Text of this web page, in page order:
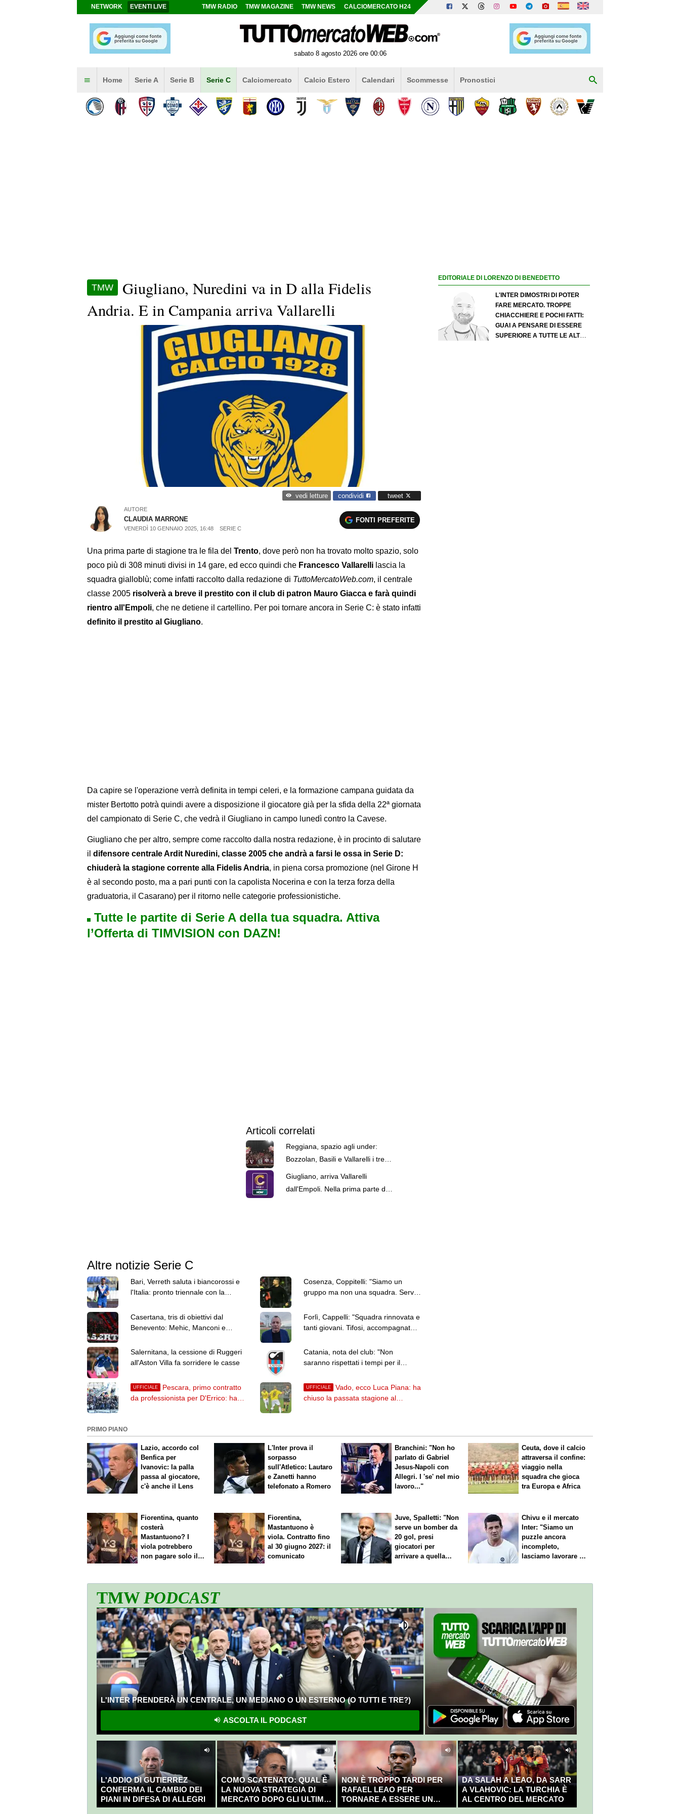
NETWORK EVENTI LIVE TMW RADIO TMW MAGAZINE TMW NEWS CALCIOMERCATO H24
sabato 8 agosto 2026 ore 00:06
Home Serie A Serie B Serie C Calciomercato Calcio Estero Calendari Scommesse Pronostici
TMW
Giugliano, Nuredini va in D alla Fidelis
Andria. E in Campania arriva Vallarelli
vedi letture condividi tweet
AUTORE
CLAUDIA MARRONE
VENERDÌ 10 GENNAIO 2025, 16:48 SERIE C
FONTI PREFERITE
Una prima parte di stagione tra le fila del Trento, dove però non ha trovato molto spazio, solo
poco più di 308 minuti divisi in 14 gare, ed ecco quindi che Francesco Vallarelli lascia la
squadra gialloblù; come infatti raccolto dalla redazione di TuttoMercatoWeb.com, il centrale
classe 2005 risolverà a breve il prestito con il club di patron Mauro Giacca e farà quindi
rientro all'Empoli, che ne detiene il cartellino. Per poi tornare ancora in Serie C: è stato infatti
definito il prestito al Giugliano.
Da capire se l'operazione verrà definita in tempi celeri, e la formazione campana guidata da
mister Bertotto potrà quindi avere a disposizione il giocatore già per la sfida della 22ª giornata
del campionato di Serie C, che vedrà il Giugliano in campo lunedì contro la Cavese.
Giugliano che per altro, sempre come raccolto dalla nostra redazione, è in procinto di salutare
il difensore centrale Ardit Nuredini, classe 2005 che andrà a farsi le ossa in Serie D:
chiuderà la stagione corrente alla Fidelis Andria, in piena corsa promozione (nel Girone H
è al secondo posto, ma a pari punti con la capolista Nocerina e con la terza forza della
graduatoria, il Casarano) per il ritorno nelle categorie professionistiche.
Tutte le partite di Serie A della tua squadra. Attiva
l’Offerta di TIMVISION con DAZN!
Articoli correlati
Reggiana, spazio agli under:
Bozzolan, Basili e Vallarelli i tre
possibili colpo granata
Giugliano, arriva Vallarelli
dall'Empoli. Nella prima parte di
Altre notizie Serie C
Bari, Verreth saluta i biancorossi e
l'Italia: pronto triennale con la
Cosenza, Coppitelli: "Siamo un
gruppo ma non una squadra. Serve
Casertana, tris di obiettivi dal
Benevento: Mehic, Manconi e
Forlì, Cappelli: "Squadra rinnovata e
tanti giovani. Tifosi, accompagnateci
Salernitana, la cessione di Ruggeri
all'Aston Villa fa sorridere le casse
Catania, nota del club: "Non
saranno rispettati i tempi per il
UFFICIALE
Pescara, primo contratto
da professionista per D'Errico: ha
UFFICIALE
Vado, ecco Luca Piana: ha
chiuso la passata stagione al
EDITORIALE DI LORENZO DI BENEDETTO
L'INTER DIMOSTRI DI POTER
FARE MERCATO. TROPPE
CHIACCHIERE E POCHI FATTI:
GUAI A PENSARE DI ESSERE
SUPERIORE A TUTTE LE ALTRE
PRIMO PIANO
Lazio, accordo col
Benfica per
Ivanovic: la palla
passa al giocatore,
c'è anche il Lens
L'Inter prova il
sorpasso
sull'Atletico: Lautaro
e Zanetti hanno
telefonato a Romero
Branchini: "Non ho
parlato di Gabriel
Jesus-Napoli con
Allegri. I 'se' nel mio
lavoro..."
Ceuta, dove il calcio
attraversa il confine:
viaggio nella
squadra che gioca
tra Europa e Africa
Fiorentina, quanto
costerà
Mastantuono? I
viola potrebbero
non pagare solo il
Fiorentina,
Mastantuono è
viola. Contratto fino
al 30 giugno 2027: il
comunicato
Juve, Spalletti: "Non
serve un bomber da
20 gol, presi
giocatori per
arrivare a quella
Chivu e il mercato
Inter: "Siamo un
puzzle ancora
incompleto,
lasciamo lavorare i
TMWPODCAST
L'INTER PRENDERÀ UN CENTRALE, UN MEDIANO O UN ESTERNO (O TUTTI E TRE?)
ASCOLTA IL PODCAST
L'ADDIO DI GUTIERREZ
CONFERMA IL CAMBIO DEI
PIANI IN DIFESA DI ALLEGRI
COMO SCATENATO: QUAL È
LA NUOVA STRATEGIA DI
MERCATO DOPO GLI ULTIMI
COLPI?
NON È TROPPO TARDI PER
RAFAEL LEAO PER
TORNARE A ESSERE UN
CAMPIONE
DA SALAH A LEAO, DA SARR
A VLAHOVIC: LA TURCHIA È
AL CENTRO DEL MERCATO